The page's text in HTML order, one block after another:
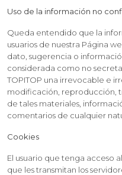
Uso de la información no
Queda entendido que la
usuarios de nuestra Página
dato, sugerencia o
considerada como no
TOPITOP una irrevocable e
modificación, reproducción,
de tales materiales,
comentarios de cualquier
Cookies
El usuario que tenga acceso
que les transmitan los